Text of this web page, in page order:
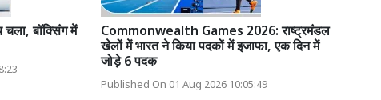
चला, बॉक्सिंग में
Commonwealth Games 2026: राष्ट्रमंडल
खेलों में भारत ने किया पदकों में इजाफा, एक दिन में
जोड़े 6 पदक
Published On 01 Aug 2026 10:05:49